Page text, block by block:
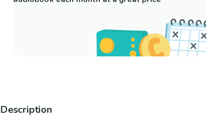
Description